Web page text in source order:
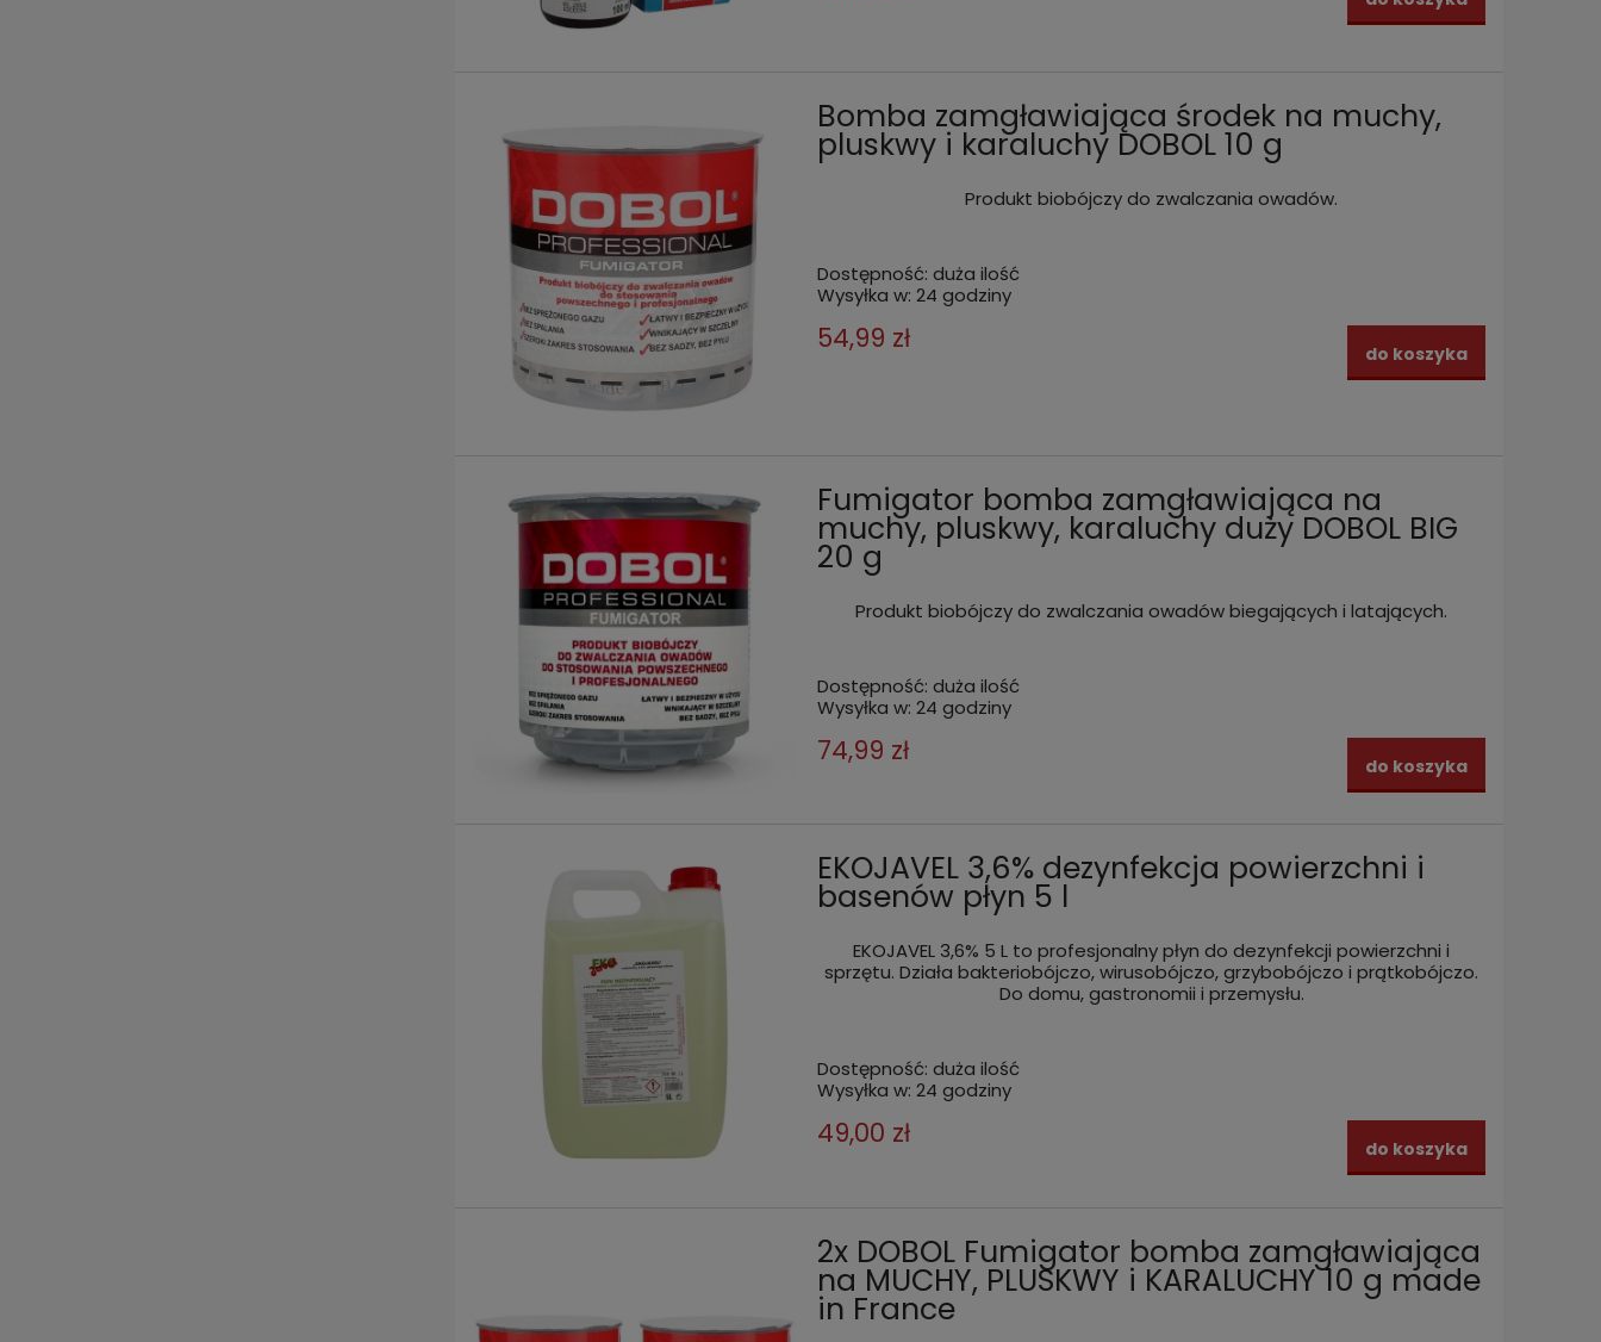
Bomba zamgławiająca środek na muchy,
pluskwy i karaluchy DOBOL 10 g
Produkt biobójczy do zwalczania owadów.
Dostępność: duża ilość
Wysyłka w: 24 godziny
54,99 zł do koszyka
Fumigator bomba zamgławiająca na
muchy, pluskwy, karaluchy duży DOBOL BIG
20 g
Produkt biobójczy do zwalczania owadów biegających i latających.
Dostępność: duża ilość
Wysyłka w: 24 godziny
74,99 zł do koszyka
EKOJAVEL 3,6% dezynfekcja powierzchni i
basenów płyn 5 l
EKOJAVEL 3,6% 5 L to profesjonalny płyn do dezynfekcji powierzchni i
sprzętu. Działa bakteriobójczo, wirusobójczo, grzybobójczo i prątkobójczo.
Do domu, gastronomii i przemysłu.
Dostępność: duża ilość
Wysyłka w: 24 godziny
49,00 zł do koszyka
2x DOBOL Fumigator bomba zamgławiająca
na MUCHY, PLUSKWY i KARALUCHY 10 g made
in France